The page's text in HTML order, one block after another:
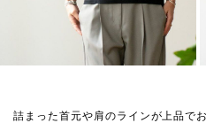
詰まった首元や肩のラインが上品で